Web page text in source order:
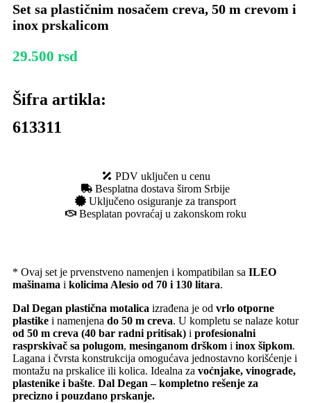
Set sa plastičnim nosačem creva, 50 m crevom i
inox prskalicom
29.500 rsd
Šifra artikla:
613311
PDV uključen u cenu
Besplatna dostava širom Srbije
Uključeno osiguranje za transport
Besplatan povraćaj u zakonskom roku
* Ovaj set je prvenstveno namenjen i kompatibilan sa ILEO
mašinama i kolicima Alesio od 70 i 130 litara.
Dal Degan plastična motalica izrađena je od vrlo otporne
plastike i namenjena do 50 m creva. U kompletu se nalaze kotur
od 50 m creva (40 bar radni pritisak) i profesionalni
rasprskivač sa polugom, mesinganom drškom i inox šipkom.
Lagana i čvrsta konstrukcija omogućava jednostavno korišćenje i
montažu na prskalice ili kolica. Idealna za voćnjake, vinograde,
plastenike i bašte. Dal Degan – kompletno rešenje za
precizno i pouzdano prskanje.